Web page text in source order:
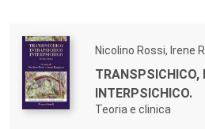
Nicolino Rossi, Irene
TRANSPSICHICO,
INTERPSICHICO.
Teoria e clinica